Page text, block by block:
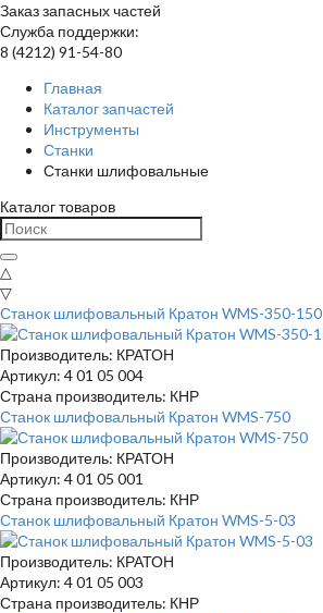
Заказ запасных частей
Служба поддержки:
8 (4212) 91-54-80
Главная
Каталог запчастей
Инструменты
Станки
Станки шлифовальные
Каталог товаров
△
▽
Станок шлифовальный Кратон WMS-350-150
Производитель: КРАТОН
Артикул: 4 01 05 004
Страна производитель: КНР
Станок шлифовальный Кратон WMS-750
Производитель: КРАТОН
Артикул: 4 01 05 001
Страна производитель: КНР
Станок шлифовальный Кратон WMS-5-03
Производитель: КРАТОН
Артикул: 4 01 05 003
Страна производитель: КНР